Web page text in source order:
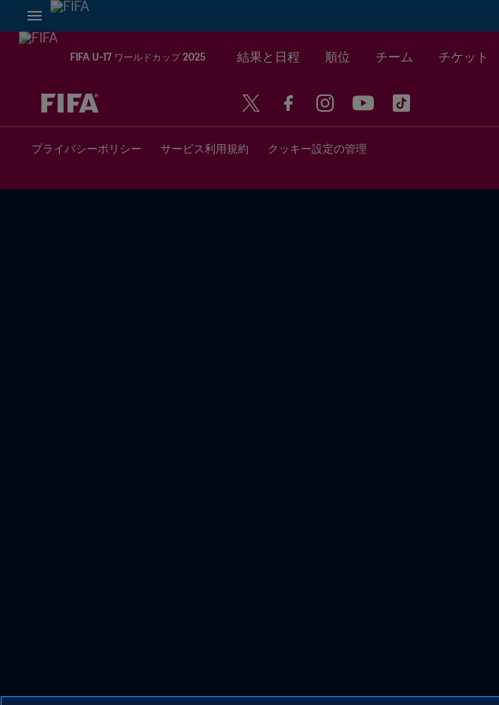
FIFA U-17 ワールドカップ 2025 結果と日程 順位 チーム チケット
未定 vs 未定
プライバシーポリシー サービス利用規約 クッキー設定の管理